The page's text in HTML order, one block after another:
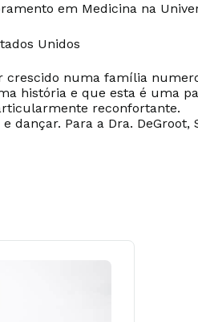
em Medicina na
Unidos
numa família
história e que esta é uma
reconfortante.
dançar. Para a Dra.